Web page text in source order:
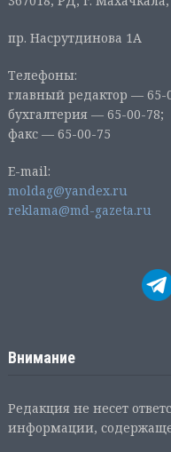
пр. Насрутдинова 1А
Телефоны:
главный редактор — 65-
бухгалтерия — 65-00-78;
факс — 65-00-75
E-mail:
moldag@yandex.ru
reklama@md-gazeta.ru
Внимание
Редакция не несет
информации,